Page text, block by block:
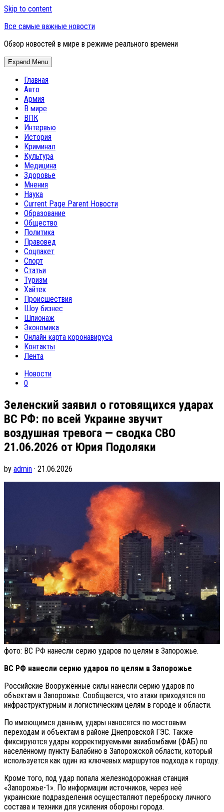
Skip to content
Все самые важные новости
Обзор новостей в мире в режиме реального времени
Expand Menu
Главная
Авто
Армия
В мире
ВПК
Интервью
История
Криминал
Культура
Медицина
Здоровье
Мнения
Наука
Current Page Parent Новости
Образование
Общество
Политика
Правовед
Соцпакет
Спорт
Статьи
Туризм
Хайтек
Происшествия
Шоу бизнес
Шпионаж
Экономика
Онлайн карта коронавируса
Контакты
Лента
Новости
0
Зеленский заявил о готовящихся ударах
ВС РФ: по всей Украине звучит
воздушная тревога — сводка СВО
21.06.2026 от Юрия Подоляки
by admin · 21.06.2026
фото: ВС РФ нанесли серию ударов по целям в Запорожье.
ВС РФ нанесли серию ударов по целям в Запорожье
Российские Вооружённые силы нанесли серию ударов по
объектам в Запорожье. Сообщается, что атаки приходятся по
инфраструктурным и логистическим целям в городе и области.
По имеющимся данным, удары наносятся по мостовым
переходам и объектам в районе Днепровской ГЭС. Также
фиксируются удары корректируемыми авиабомбами (ФАБ) по
населённому пункту Балабино в Запорожской области, который
используется как один из ключевых маршрутов подхода к городу.
Кроме того, под удар попала железнодорожная станция
«Запорожье-1». По информации источников, через неё
украинские подразделения осуществляют переброску личного
состава и техники для усиления обороны города.